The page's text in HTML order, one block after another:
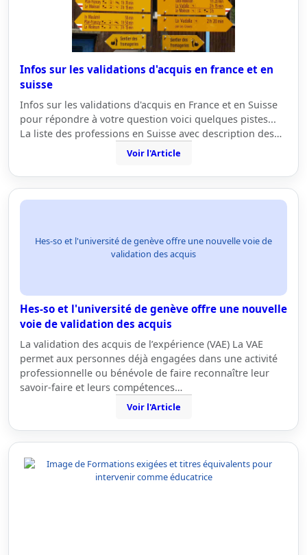
Infos sur les validations d'acquis en france et en
suisse
Infos sur les validations d'acquis en France et en Suisse
pour répondre à votre question voici quelques pistes...
La liste des professions en Suisse avec description des…
Voir l'Article
Hes-so et l'université de genève offre une nouvelle voie de
validation des acquis
Hes-so et l'université de genève offre une nouvelle
voie de validation des acquis
La validation des acquis de l’expérience (VAE) La VAE
permet aux personnes déjà engagées dans une activité
professionnelle ou bénévole de faire reconnaître leur
savoir-faire et leurs compétences…
Voir l'Article